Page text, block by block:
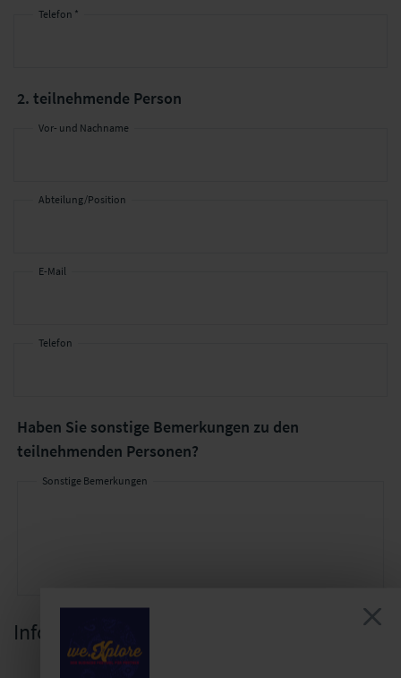
Telefon *
2. teilnehmende Person
Vor- und Nachname
Abteilung/Position
E-Mail
Telefon
Haben Sie sonstige Bemerkungen zu den
teilnehmenden Personen?
Sonstige Bemerkungen
Informationen zum Vertrag